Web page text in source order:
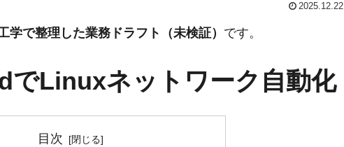
2025.12.22
で整理した業務ドラフト（未検証） です。
Linuxネットワーク自動化
目次